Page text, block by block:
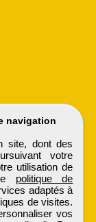
navigation
site, dont des
votre
utilisation de
politique de
adaptés à
de visites.
vos